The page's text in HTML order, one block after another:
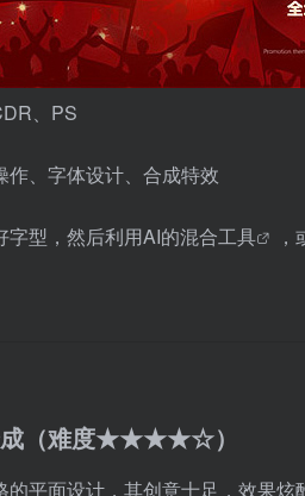
、PS
作、字体设计、合成特效
字型，然后利用AI的混合工具
成（难度★★★★☆）
的平面设计，其创意十足，效果炫